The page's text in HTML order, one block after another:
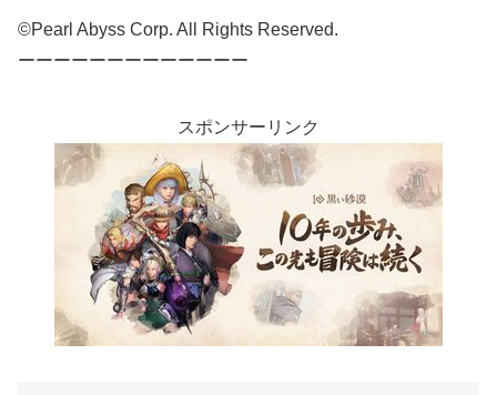
©Pearl Abyss Corp. All Rights Reserved.
ーーーーーーーーーーーーー
スポンサーリンク